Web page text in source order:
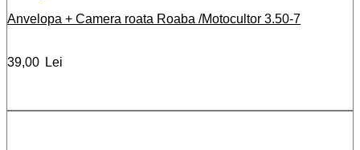
Anvelopa + Camera roata Roaba /Motocultor 3.50-7
39,00 Lei